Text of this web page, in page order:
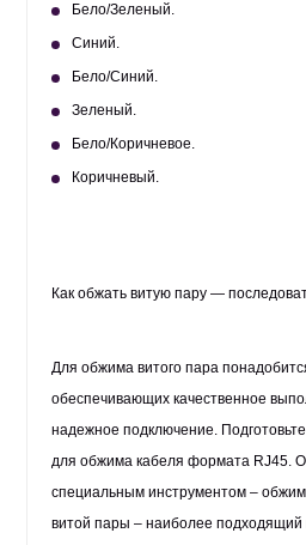
Бело/Зеленый.
Синий.
Бело/Синий.
Зеленый.
Бело/Коричневое.
Коричневый.
Как обжать витую пару —
Для обжима витого пара
обеспечивающих качественное
надежное подключение.
для обжима кабеля формата RJ45.
специальным инструментом –
витой пары – наиболее подходящий